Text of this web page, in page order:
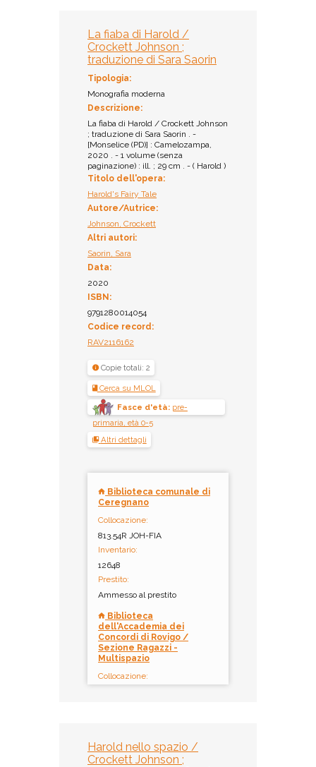
La fiaba di Harold /
Crockett Johnson ;
traduzione di Sara Saorin
Tipologia:
Monografia moderna
Descrizione:
La fiaba di Harold / Crockett Johnson
; traduzione di Sara Saorin . -
[Monselice (PD)] : Camelozampa,
2020 . - 1 volume (senza
paginazione) : ill. ; 29 cm . - ( Harold )
Titolo dell'opera:
Harold's Fairy Tale
Autore/Autrice:
Johnson, Crockett
Altri autori:
Saorin, Sara
Data:
2020
ISBN:
9791280014054
Codice record:
RAV2116162
Copie totali: 2
Cerca su MLOL
Fasce d'età: pre-
primaria, età 0-5
Altri dettagli
Biblioteca comunale di
Ceregnano
Collocazione:
813.54R JOH-FIA
Inventario:
12648
Prestito:
Ammesso al prestito
Biblioteca
dell'Accademia dei
Concordi di Rovigo /
Sezione Ragazzi -
Multispazio
Collocazione:
Ammesso al prestito
Harold nello spazio /
Crockett Johnson ;